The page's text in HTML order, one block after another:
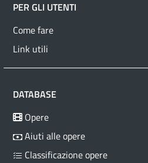
PER GLI UTENTI
Come fare
Link utili
DATABASE
Opere
Aiuti alle opere
Classificazione opere